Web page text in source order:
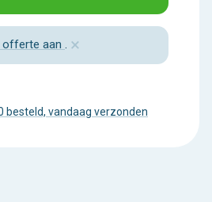
offerte aan . ×
besteld, vandaag verzonden